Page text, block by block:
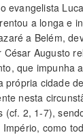
evangelista
a longa e
a Belém,
César Augusto
que impunha
própria cidade
nesta
(cf. 2, 1-7),
como